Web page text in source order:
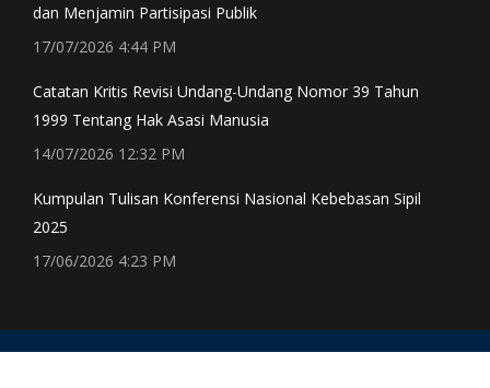
windowwindow
window
dan Menjamin Partisipasi Publik
17/07/2026 4:44 PM
Catatan Kritis Revisi Undang-Undang Nomor 39 Tahun
1999 Tentang Hak Asasi Manusia
14/07/2026 12:32 PM
Kumpulan Tulisan Konferensi Nasional Kebebasan Sipil
2025
17/06/2026 4:23 PM